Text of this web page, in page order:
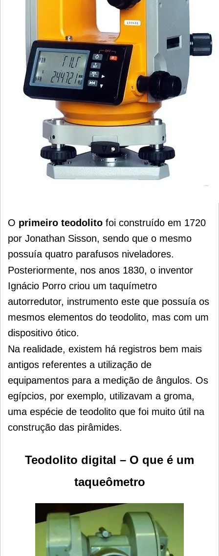
O primeiro teodolito foi construído em 1720
por Jonathan Sisson, sendo que o mesmo
possuía quatro parafusos niveladores.
Posteriormente, nos anos 1830, o inventor
Ignácio Porro criou um taquímetro
autorredutor, instrumento este que possuía os
mesmos elementos do teodolito, mas com um
dispositivo ótico.
Na realidade, existem há registros bem mais
antigos referentes a utilização de
equipamentos para a medição de ângulos. Os
egípcios, por exemplo, utilizavam a groma,
uma espécie de teodolito que foi muito útil na
construção das pirâmides.
Teodolito digital – O que é um
taqueômetro